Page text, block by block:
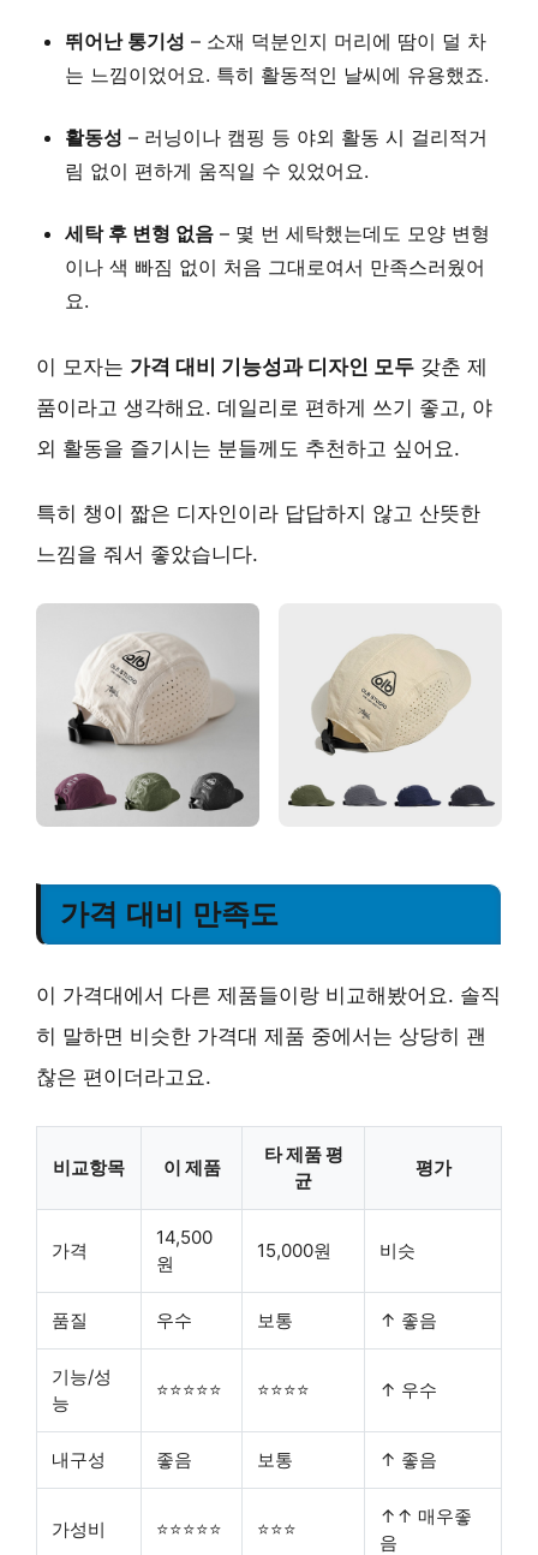
뛰어난 통기성 – 소재 덕분인지 머리에 땀이 덜 차
는 느낌이었어요. 특히 활동적인 날씨에 유용했죠.
활동성 – 러닝이나 캠핑 등 야외 활동 시 걸리적거
림 없이 편하게 움직일 수 있었어요.
세탁 후 변형 없음 – 몇 번 세탁했는데도 모양 변형
이나 색 빠짐 없이 처음 그대로여서 만족스러웠어
요.
이 모자는 가격 대비 기능성과 디자인 모두 갖춘 제
품이라고 생각해요. 데일리로 편하게 쓰기 좋고, 야
외 활동을 즐기시는 분들께도 추천하고 싶어요.
특히 챙이 짧은 디자인이라 답답하지 않고 산뜻한
느낌을 줘서 좋았습니다.
가격 대비 만족도
이 가격대에서 다른 제품들이랑 비교해봤어요. 솔직
히 말하면 비슷한 가격대 제품 중에서는 상당히 괜
찮은 편이더라고요.
비교항목 이 제품
타 제품 평
균
평가
가격
14,500
원
15,000원 비슷
품질 우수 보통 ↑ 좋음
기능/성
능
⭐⭐⭐⭐⭐ ⭐⭐⭐⭐ ↑ 우수
내구성 좋음 보통 ↑ 좋음
가성비 ⭐⭐⭐⭐⭐ ⭐⭐⭐
↑↑ 매우좋
음